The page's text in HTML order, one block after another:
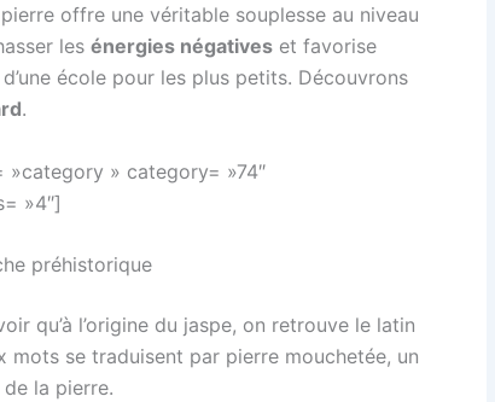
offre une véritable souplesse au niveau
les énergies négatives et favorise
école pour les plus petits. Découvrons
.
» category= »74″
»4″]
préhistorique
qu’à l’origine du jaspe, on retrouve le latin
mots se traduisent par pierre mouchetée, un
la pierre.